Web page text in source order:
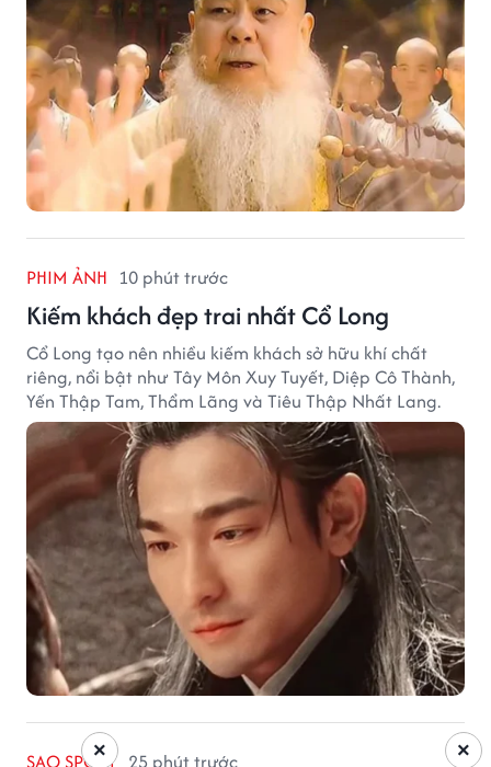
PHIM ẢNH 10 phút trước
Kiếm khách đẹp trai nhất Cổ Long
Cổ Long tạo nên nhiều kiếm khách sở hữu khí chất
riêng, nổi bật như Tây Môn Xuy Tuyết, Diệp Cô Thành,
Yến Thập Tam, Thẩm Lãng và Tiêu Thập Nhất Lang.
×
×